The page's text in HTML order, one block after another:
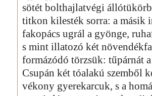
sötét bolthajlatvégi
titkon kilesték sorra: a másik
fakopács ugrál a gyönge,
s mint illatozó két
formázódó törzsük: tűpárnát
Csupán két tóalakú szemből
vékony gyerekarcuk, s a